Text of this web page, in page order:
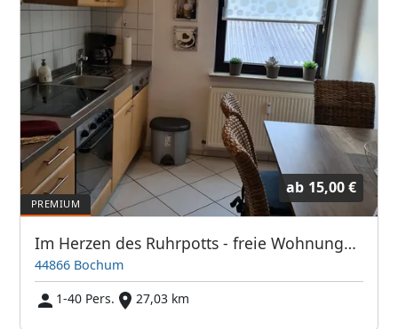
ab 15,00 €
Im Herzen des Ruhrpotts - freie Wohnungen!
44866 Bochum
1-40 Pers.
27,03 km